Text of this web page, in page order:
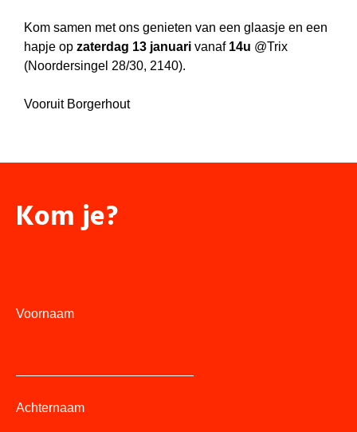
Kom samen met ons genieten van een glaasje en een
hapje opzaterdag 13 januari vanaf 14u @Trix
(Noordersingel 28/30, 2140).
Vooruit Borgerhout
Kom je?
Voornaam
Achternaam